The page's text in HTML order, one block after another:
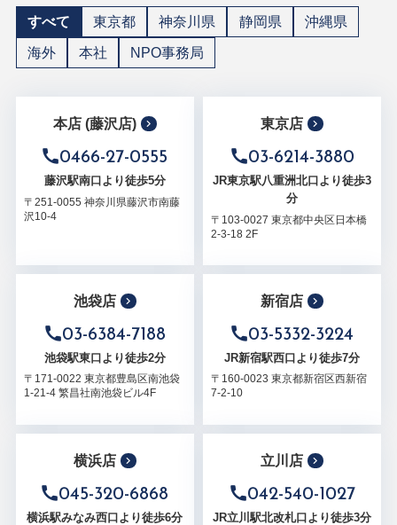
すべて 東京都 神奈川県 静岡県
沖縄県
海外
本社 NPO事務局
本店 (藤沢店)
0466-27-0555
藤沢駅南口より徒歩5分
〒251-0055 神奈川県藤沢市南藤
沢10-4
東京店
03-6214-3880
JR東京駅八重洲北口より徒歩3
分
〒103-0027 東京都中央区日本橋
2-3-18 2F
池袋店
03-6384-7188
池袋駅東口より徒歩2分
〒171-0022 東京都豊島区南池袋
1-21-4 繁昌社南池袋ビル4F
新宿店
03-5332-3224
JR新宿駅西口より徒歩7分
〒160-0023 東京都新宿区西新宿
7-2-10
横浜店
045-320-6868
横浜駅みなみ西口より徒歩6分
立川店
042-540-1027
JR立川駅北改札口より徒歩3分